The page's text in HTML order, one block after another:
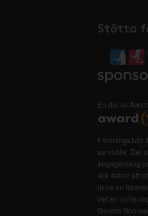
Stötta
En del av
Föreningslivet
samhälle. Det
engagemang
alla åldrar att
driva en
det en
Genom